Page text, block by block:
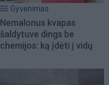
Gyvenimas
Nemalonus kvapas
šaldytuve dings be
chemijos: ką įdėti į vidų